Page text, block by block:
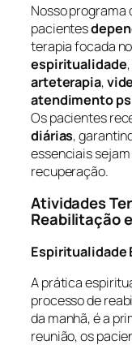
Nosso
pacientes
terapia focada
espiritualidade,
arteterapia,
atendimento
Os pacientes
diárias,
essenciais
recuperação.
Atividades
Reabilitação
Espiritualidade
A prática
processo de
da manhã, é a
reunião, os